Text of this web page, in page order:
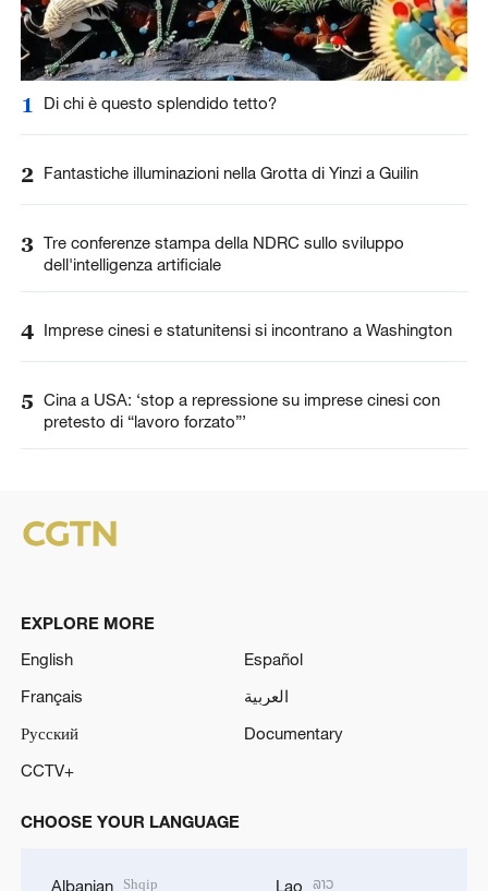
1 Di chi è questo splendido tetto?
2 Fantastiche illuminazioni nella Grotta di Yinzi a Guilin
3 Tre conferenze stampa della NDRC sullo sviluppo
dell'intelligenza artificiale
4 Imprese cinesi e statunitensi si incontrano a Washington
5 Cina a USA: ‘stop a repressione su imprese cinesi con
pretesto di “lavoro forzato”’
EXPLORE MORE
English
Español
Français
العربية
Русский
Documentary
CCTV+
CHOOSE YOUR LANGUAGE
Albanian Shqip Lao ລາວ